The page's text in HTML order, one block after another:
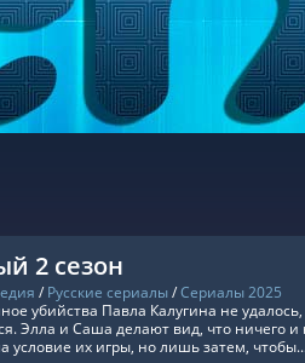
2 сезон
/ Русские сериалы/Сериалы 2025
убийства Павла Калугина не
Элла и Саша делают вид, что ничего
условие их игры, но лишь затем,